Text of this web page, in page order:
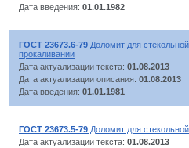
Дата введения: 01.01.1982
ГОСТ 23673.6-79 Доломит для
прокаливании
Дата актуализации текста: 01.08.2013
Дата актуализации описания: 01.08.2013
Дата введения: 01.01.1981
ГОСТ 23673.5-79 Доломит для
Дата актуализации текста: 01.08.2013